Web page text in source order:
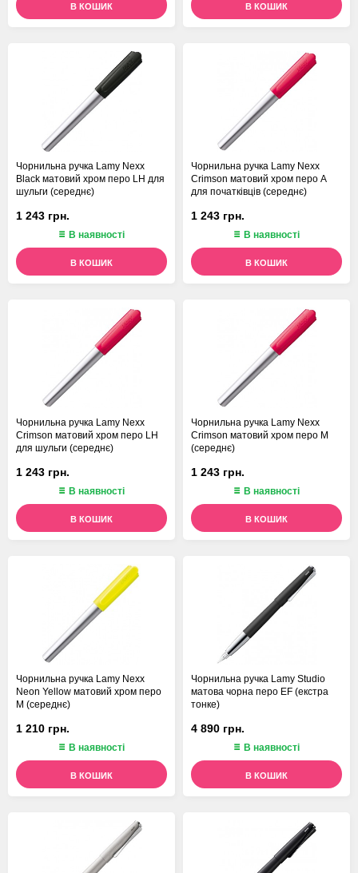
В КОШИК В КОШИК
Чорнильна ручка Lamy Nexx
Black матовий хром перо LH для
шульги (середнє)
1 243 грн.
В наявності
В КОШИК
Чорнильна ручка Lamy Nexx
Crimson матовий хром перо A
для початківців (середнє)
1 243 грн.
В наявності
В КОШИК
Чорнильна ручка Lamy Nexx
Crimson матовий хром перо LH
для шульги (середнє)
1 243 грн.
В наявності
В КОШИК
Чорнильна ручка Lamy Nexx
Crimson матовий хром перо M
(середнє)
1 243 грн.
В наявності
В КОШИК
Чорнильна ручка Lamy Nexx
Neon Yellow матовий хром перо
M (середнє)
1 210 грн.
В наявності
В КОШИК
Чорнильна ручка Lamy Studio
матова чорна перо EF (екстра
тонке)
4 890 грн.
В наявності
В КОШИК